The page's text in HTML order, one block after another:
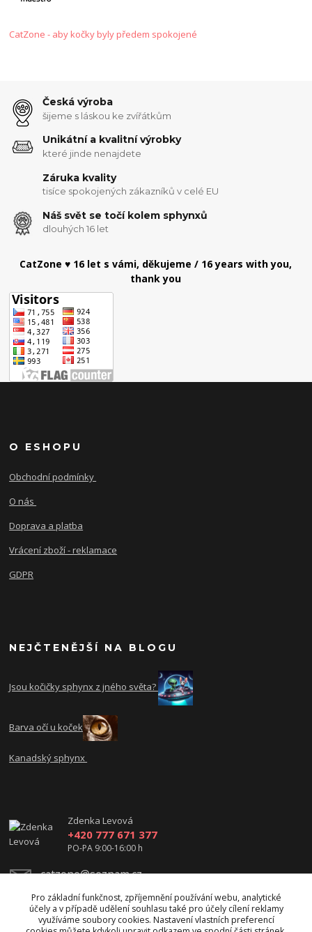
CatZone - aby kočky byly předem spokojené
Česká výroba
šijeme s láskou ke zvířátkům
Unikátní a kvalitní výrobky
které jinde nenajdete
Záruka kvality
tisíce spokojených zákazníků v celé EU
Náš svět se točí kolem sphynxů
dlouhých 16 let
CatZone ♥ 16 let s vámi, děkujeme / 16 years with you,
thank you
O ESHOPU
Obchodní podmínky
O nás
Doprava a platba
Vrácení zboží - reklamace
GDPR
NEJČTENĚJŠÍ NA BLOGU
Jsou kočičky sphynx z jného světa?
Barva očí u koček
Kanadský sphynx
Zdenka Levová
+420 777 671 377
PO-PA 9:00-16:00 h
catzone@seznam.cz
Pro základní funkčnost, zpříjemnění používání webu, analytické
účely a v případě udělení souhlasu také pro účely cílení reklamy
využíváme soubory cookies. Nastavení vlastních preferencí